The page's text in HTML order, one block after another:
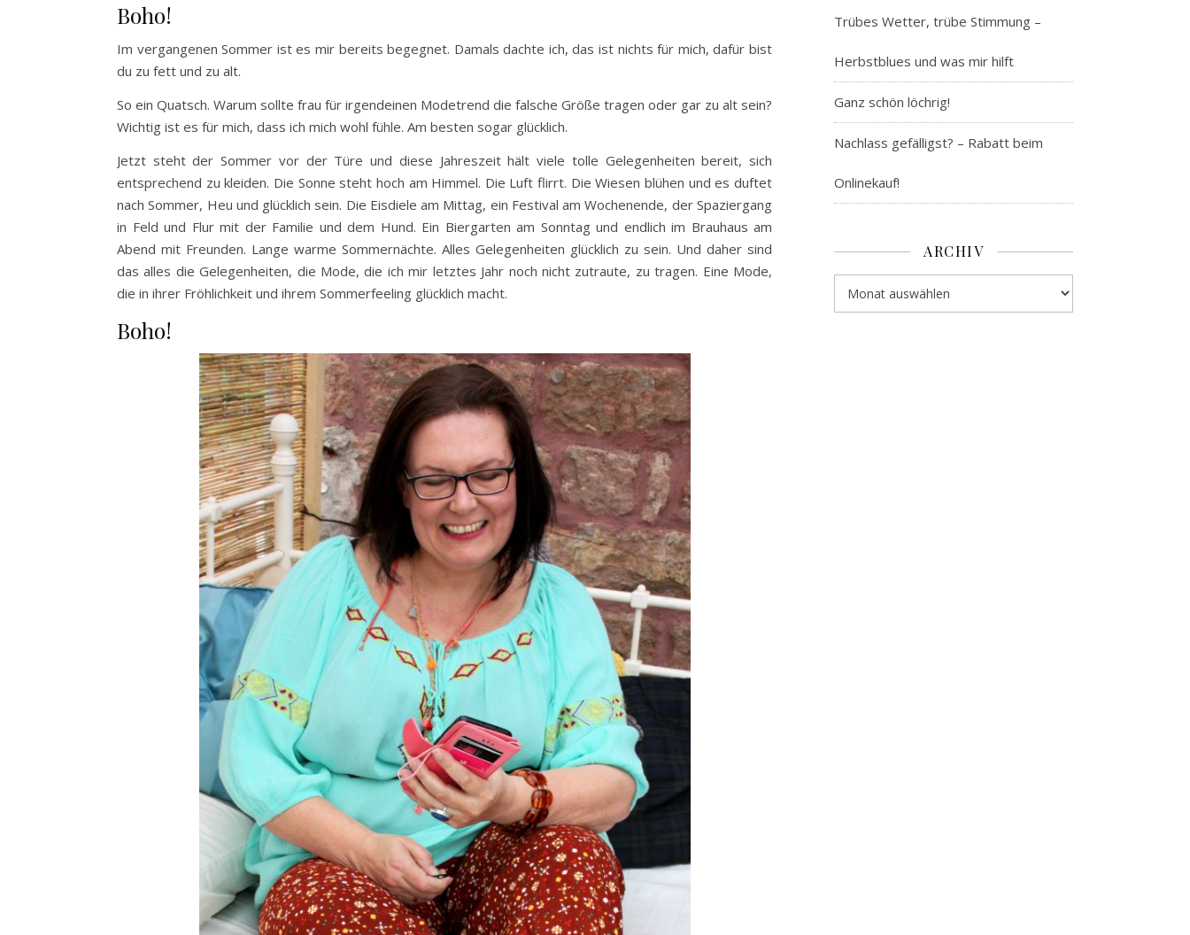
Boho!
Im vergangenen Sommer ist es mir bereits begegnet. Damals dachte ich, das ist nichts für mich, dafür bist
du zu fett und zu alt.
So ein Quatsch. Warum sollte frau für irgendeinen Modetrend die falsche Größe tragen oder gar zu alt sein?
Wichtig ist es für mich, dass ich mich wohl fühle. Am besten sogar glücklich.
Jetzt steht der Sommer vor der Türe und diese Jahreszeit hält viele tolle Gelegenheiten bereit, sich
entsprechend zu kleiden. Die Sonne steht hoch am Himmel. Die Luft flirrt. Die Wiesen blühen und es duftet
nach Sommer, Heu und glücklich sein. Die Eisdiele am Mittag, ein Festival am Wochenende, der Spaziergang
in Feld und Flur mit der Familie und dem Hund. Ein Biergarten am Sonntag und endlich im Brauhaus am
Abend mit Freunden. Lange warme Sommernächte. Alles Gelegenheiten glücklich zu sein. Und daher sind
das alles die Gelegenheiten, die Mode, die ich mir letztes Jahr noch nicht zutraute, zu tragen. Eine Mode,
die in ihrer Fröhlichkeit und ihrem Sommerfeeling glücklich macht.
Boho!
Trübes Wetter, trübe Stimmung –
Herbstblues und was mir hilft
Ganz schön löchrig!
Nachlass gefälligst? – Rabatt beim
Onlinekauf!
ARCHIV
Archiv